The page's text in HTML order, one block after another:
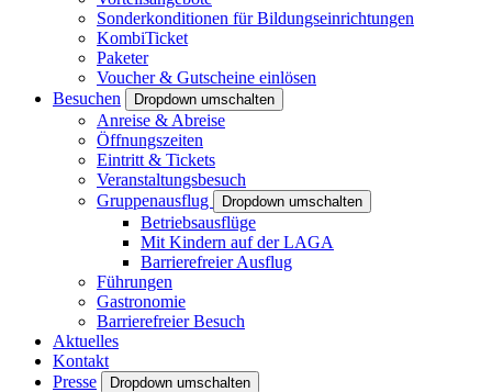
Sonderkonditionen für Bildungseinrichtungen
KombiTicket
Paketer
Voucher & Gutscheine einlösen
Besuchen
Dropdown umschalten
Anreise & Abreise
Öffnungszeiten
Eintritt & Tickets
Veranstaltungsbesuch
Gruppenausflug
Dropdown umschalten
Betriebsausflüge
Mit Kindern auf der LAGA
Barrierefreier Ausflug
Führungen
Gastronomie
Barrierefreier Besuch
Aktuelles
Kontakt
Presse
Dropdown umschalten